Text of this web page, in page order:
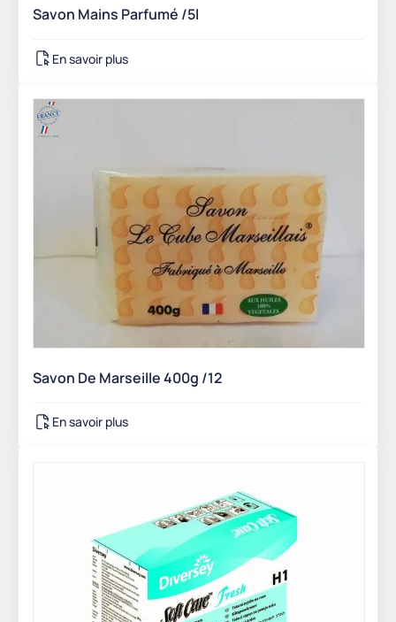
Savon Mains Parfumé /5l
En savoir plus
Savon De Marseille 400g /12
En savoir plus